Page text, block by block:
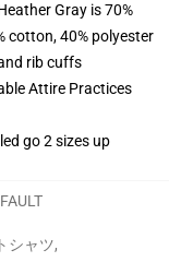
Gray is 70%
cotton, 40% polyester
rib cuffs
Attire Practices
go 2 sizes up
シャツ,